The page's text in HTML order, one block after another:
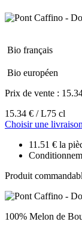
Bio français
Bio européen
Prix de vente :
15.34 € / L75 cl
Choisir une livraison
11.51 € la
Produit
100% Melon de